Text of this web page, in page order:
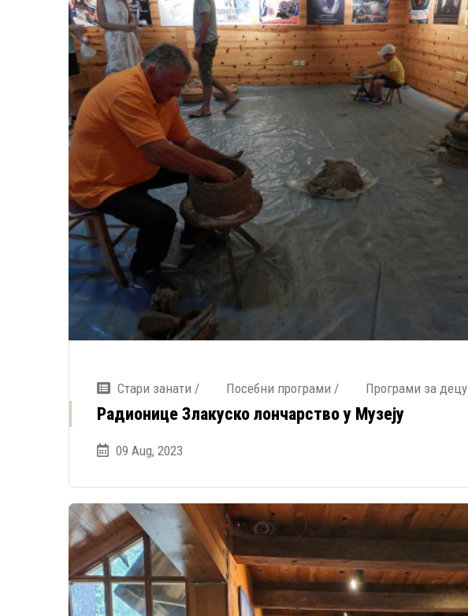
Стари занати / Посебни програми / Програми за децу
Радионице Злакуско лончарство у Музеју
09 Aug, 2023